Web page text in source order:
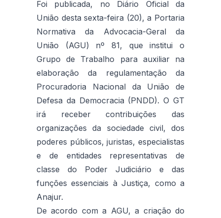
Foi publicada, no Diário Oficial da
União desta sexta-feira (20), a Portaria
Normativa da Advocacia-Geral da
União (AGU) nº 81, que institui o
Grupo de Trabalho para auxiliar na
elaboração da regulamentação da
Procuradoria Nacional da União de
Defesa da Democracia (PNDD). O GT
irá receber contribuições das
organizações da sociedade civil, dos
poderes públicos, juristas, especialistas
e de entidades representativas de
classe do Poder Judiciário e das
funções essenciais à Justiça, como a
Anajur.
De acordo com a AGU, a criação do